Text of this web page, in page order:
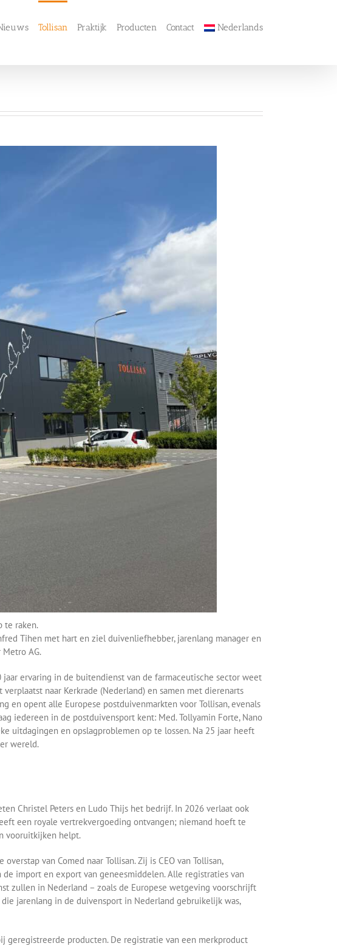
Tollisan Praktijk Producten Contact Nederlands
te raken.
Tihen met hart en ziel duivenliefhebber, jarenlang manager en
AG.
ervaring in de buitendienst van de farmaceutische sector weet
naar Kerkrade (Nederland) en samen met dierenarts
en opent alle Europese postduivenmarkten voor Tollisan, evenals
iedereen in de postduivensport kent: Med. Tollyamin Forte, Nano
uitdagingen en opslagproblemen op te lossen. Na 25 jaar heeft
wereld.
Christel Peters en Ludo Thijs het bedrijf. In 2026 verlaat ook
een royale vertrekvergoeding ontvangen; niemand hoeft te
vooruitkijken helpt.
van Comed naar Tollisan. Zij is CEO van Tollisan,
import en export van geneesmiddelen. Alle registraties van
zullen in Nederland – zoals de Europese wetgeving voorschrijft
jarenlang in de duivensport in Nederland gebruikelijk was,
geregistreerde producten. De registratie van een merkproduct